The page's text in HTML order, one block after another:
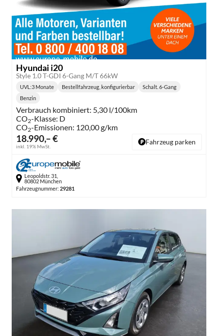
Hyundai i20
Style 1.0 T-GDI 6-Gang M/T 66kW
18.990,– €
inkl. 19% MwSt.
Lieferzeit:
UVL :3 Monate Bestellfahrzeug, konfigurierbar
Getriebe:
Schalt. 6-Gang
Kraftstoff:
Benzin
Verbrauch kombiniert: 5,30 l/100km
CO2-Klasse: D
CO2-Emissionen: 120,00 g/km
Fahrzeug parken
Leopoldstr. 31,
80802 München
Fahrzeugnummer: 29281